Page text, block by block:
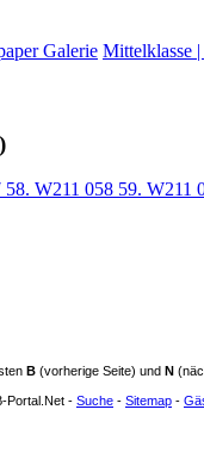
Galerie Mittelklasse
58. W211 058 59. W211
B (vorherige Seite) und N
Portal.Net - Suche - Sitemap -